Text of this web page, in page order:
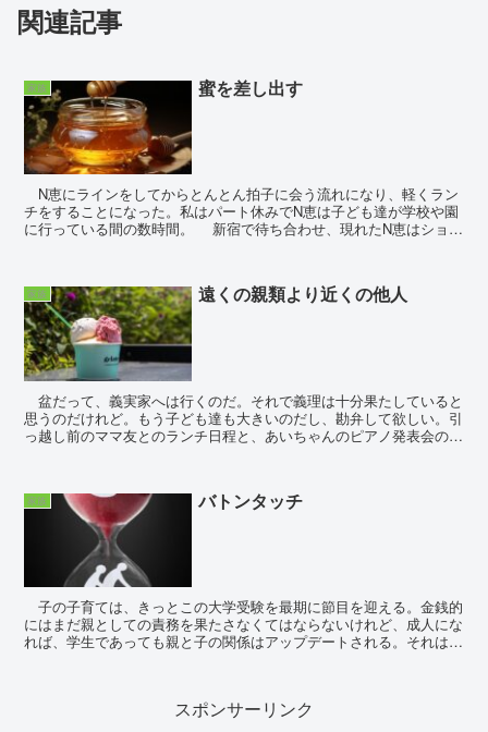
関連記事
家族 蜜を差し出す
N恵にラインをしてからとんとん拍子に会う流れになり、軽くラン
チをすることになった。私はパート休みでN恵は子ども達が学校や園
に行っている間の数時間。 新宿で待ち合わせ、現れたN恵はショッ
家族 遠くの親類より近くの他人
盆だって、義実家へは行くのだ。それで義理は十分果たしていると
思うのだけれど。もう子ども達も大きいのだし、勘弁して欲しい。引
っ越し前のママ友とのランチ日程と、あいちゃんのピアノ発表会のダ
家族 バトンタッチ
子の子育ては、きっとこの大学受験を最期に節目を迎える。金銭的
にはまだ親としての責務を果たさなくてはならないけれど、成人にな
れば、学生であっても親と子の関係はアップデートされる。それは、
スポンサーリンク